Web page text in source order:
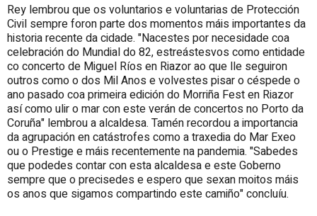
Rey lembrou que os voluntarios e voluntarias de Protección
Civil sempre foron parte dos momentos máis importantes da
historia recente da cidade. "Nacestes por necesidade coa
celebración do Mundial do 82, estreástesvos como entidade
co concerto de Miguel Ríos en Riazor ao que lle seguiron
outros como o dos Mil Anos e volvestes pisar o céspede o
ano pasado coa primeira edición do Morriña Fest en Riazor
así como ulir o mar con este verán de concertos no Porto da
Coruña" lembrou a alcaldesa. Tamén recordou a importancia
da agrupación en catástrofes como a traxedia do Mar Exeo
ou o Prestige e máis recentemente na pandemia. "Sabedes
que podedes contar con esta alcaldesa e este Goberno
sempre que o precisedes e espero que sexan moitos máis
os anos que sigamos compartindo este camiño" concluíu.